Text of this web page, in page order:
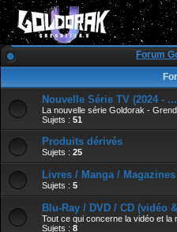
Forum
Nouvelle Série TV (2024 -
La nouvelle série Goldorak -
Sujets : 51
Produits dérivés
Sujets : 25
Livres / Manga / Magazines
Sujets : 5
Blu-Ray / DVD / CD (vidéo
Tout ce qui concerne la vidéo et la
Sujets : 8